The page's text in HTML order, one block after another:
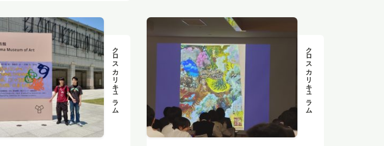
クロスカリキュラム クロスカリキュラム